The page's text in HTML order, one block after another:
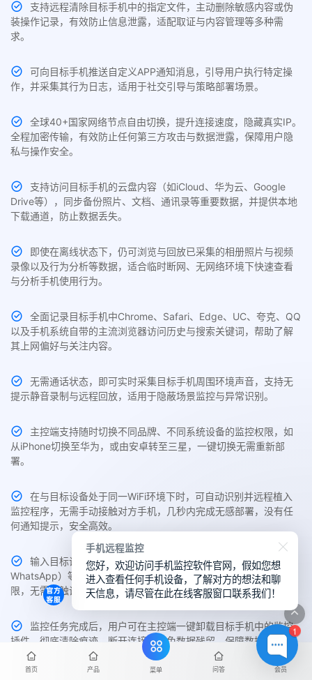
支持远程清除目标手机中的指定文件，主动删除敏感内容或伪
装操作记录，有效防止信息泄露，适配取证与内容管理等多种需
求。
可向目标手机推送自定义APP通知消息，引导用户执行特定操
作，并采集其行为日志，适用于社交引导与策略部署场景。
全球40+国家网络节点自由切换，提升连接速度，隐藏真实IP。
全程加密传输，有效防止任何第三方攻击与数据泄露，保障用户隐
私与操作安全。
支持访问目标手机的云盘内容（如iCloud、华为云、Google
Drive等），同步备份照片、文档、通讯录等重要数据，并提供本地
下载通道，防止数据丢失。
即使在离线状态下，仍可浏览与回放已采集的相册照片与视频
录像以及行为分析等数据，适合临时断网、无网络环境下快速查看
与分析手机使用行为。
全面记录目标手机中Chrome、Safari、Edge、UC、夸克、QQ
以及手机系统自带的主流浏览器访问历史与搜索关键词，帮助了解
其上网偏好与关注内容。
无需通话状态，即可实时采集目标手机周围环境声音，支持无
提示静音录制与远程回放，适用于隐蔽场景监控与异常识别。
主控端支持随时切换不同品牌、不同系统设备的监控权限，如
从iPhone切换至华为，或由安卓转至三星，一键切换无需重新部
署。
在与目标设备处于同一WiFi环境下时，可自动识别并远程植入
监控程序，无需手动接触对方手机，几秒内完成无感部署，没有任
何通知提示，安全高效。
输入目标设备机型、操作系统及社交账号（如手机号、微信、
WhatsApp）等信息，即可远程配置并自动部署监控，轻松获取权
限，无需接触设备。
监控任务完成后，用户可在主控端一键卸载目标手机中的监控
插件，彻底清除痕迹、断开连接，避免数据残留，保障数据隐私与
操作安全。
首页 产品 菜单 问答 会员
1
手机远程监控
您好，欢迎访问手机监控软件官网，假如您想
进入查看任何手机设备，了解对方的想法和聊
天信息，请尽管在此在线客服窗口联系我们！